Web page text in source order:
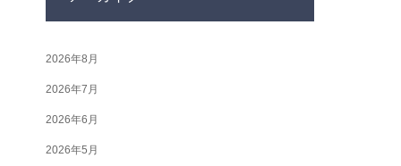
2026年8月
2026年7月
2026年6月
2026年5月